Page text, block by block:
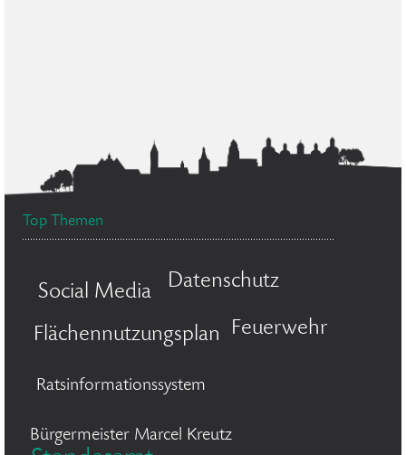
Top Themen
Social Media Datenschutz
Flächennutzungsplan Feuerwehr
Ratsinformationssystem
Bürgermeister Marcel Kreutz